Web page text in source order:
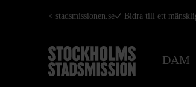
Hoppa
huvudinnehåll
< stadsmissionen.se Bidra till ett
DAM